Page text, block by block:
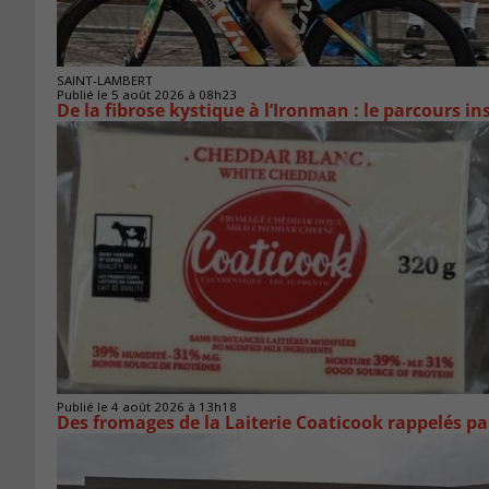
SAINT-LAMBERT
Publié le 5 août 2026 à 08h23
De la fibrose kystique à l’Ironman : le parcours
Publié le 4 août 2026 à 13h18
Des fromages de la Laiterie Coaticook rappelés